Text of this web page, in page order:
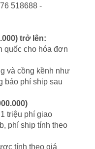
518688 -
trở lên:
quốc cho hóa đơn
và cồng kềnh như
báo phí ship sau
triệu phí giao
phí ship tính theo
tính theo giá